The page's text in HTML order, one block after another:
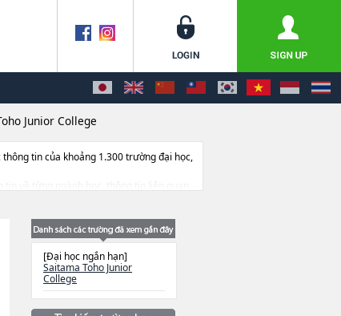
Junior College
thông tin của khoảng 1.300 trường đại học,
về từng ngành học, thông tin liên quan
[Đại học ngắn hạn]
Saitama Toho Junior
College